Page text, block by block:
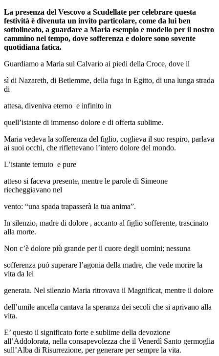
La presenza del Vescovo a Scudellate per celebrare questa
festività è divenuta un invito particolare, come da lui ben
sottolineato, a guardare a Maria esempio e modello per il nostro
cammino nel tempo, dove sofferenza e dolore sono sovente
quotidiana fatica.
Guardiamo a Maria sul Calvario ai piedi della Croce, dove il
sì di Nazareth, di Betlemme, della fuga in Egitto, di una lunga strada
di
attesa, diveniva eterno e infinito in
quell’istante di immenso dolore e di offerta sublime.
Maria vedeva la sofferenza del figlio, coglieva il suo respiro, parlava
ai suoi occhi, che riflettevano l’intero dolore del mondo.
L’istante temuto e pure
atteso si faceva presente, mentre le parole di Simeone
riecheggiavano nel
vento: “una spada trapasserà la tua anima”.
In silenzio, madre di dolore , accanto al figlio sofferente, trascinato
alla morte.
Non c’è dolore più grande per il cuore degli uomini; nessuna
sofferenza può superare l’agonia della madre, che vede morire la
vita da lei
generata. Nel silenzio Maria ritrovava il Magnificat, mentre il dolore
dell’umile ancella cantava la speranza dei secoli che si aprivano alla
vita.
E’ questo il significato forte e sublime della devozione
all’Addolorata, nella consapevolezza che il Venerdì Santo germoglia
sull’Alba di Risurrezione, per generare per sempre la vita.